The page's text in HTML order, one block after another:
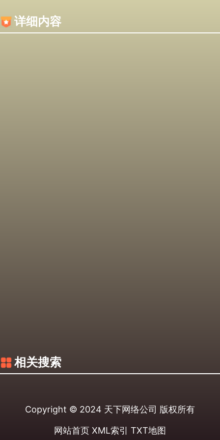
详细内容
相关搜索
Copyright © 2024 天下网络公司 版权所有
网站首页 XML索引 TXT地图